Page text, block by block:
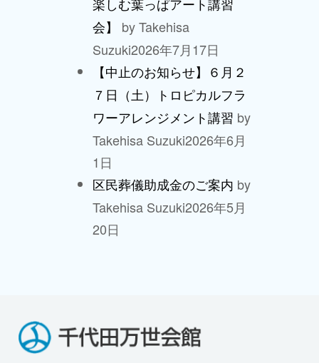
楽しむ葉っぱアート講習
会】
by Takehisa
Suzuki2026年7月17日
【中止のお知らせ】６月２
７日（土）トロピカルフラ
ワーアレンジメント講習 by
Takehisa Suzuki2026年6月
1日
区民葬儀助成金のご案内 by
Takehisa Suzuki2026年5月
20日